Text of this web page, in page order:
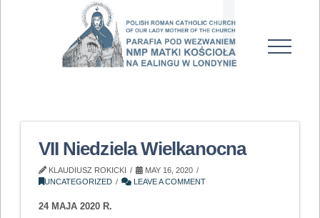
VII Niedziela Wielkanocna
KLAUDIUSZ ROKICKI
MAY 16, 2020
UNCATEGORIZED
LEAVE A COMMENT
24 MAJA 2020 R.